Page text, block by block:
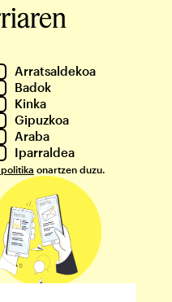
Arratsaldekoa
Badok
Kinka
Gipuzkoa
Araba
Iparraldea
onartzen duzu.